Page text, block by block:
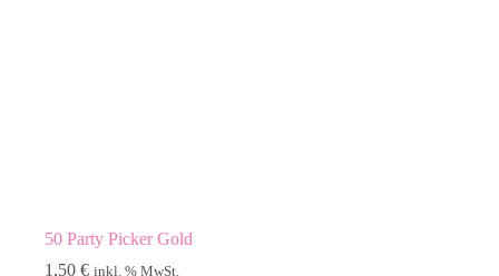
50 Party Picker Gold
1,50 € inkl. % MwSt.